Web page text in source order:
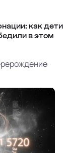
как дети
в этом